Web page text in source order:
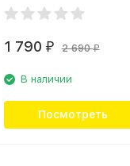
1 790 ₽ 2 690₽
В наличии
Посмотреть